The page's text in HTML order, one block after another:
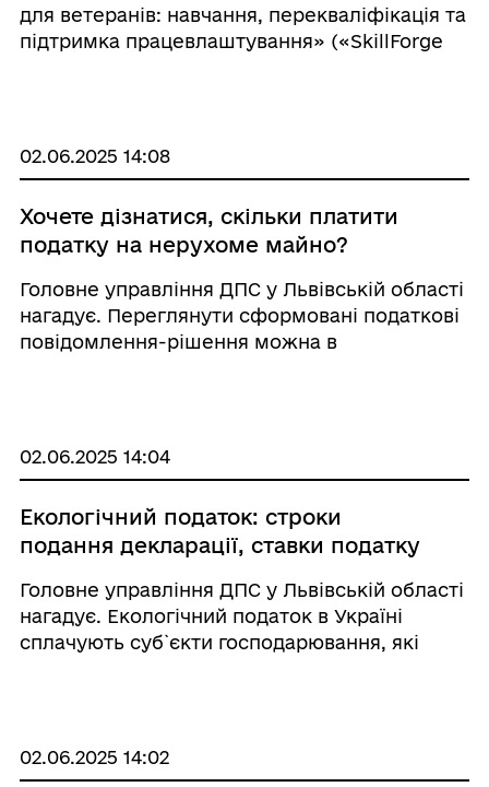
для ветеранів: навчання, перекваліфікація та
підтримка працевлаштування» («SkillForge
02.06.2025 14:08
Хочете дізнатися, скільки платити
податку на нерухоме майно?
Головне управління ДПС у Львівській області
нагадує. Переглянути сформовані податкові
повідомлення-рішення можна в
випадку, ...
02.06.2025 14:04
Екологічний податок: строки
подання декларації, ставки податку
Головне управління ДПС у Львівській області
нагадує. Екологічний податок в Україні
сплачують суб`єкти господарювання, які
радіоактивні відходи. ...
02.06.2025 14:02